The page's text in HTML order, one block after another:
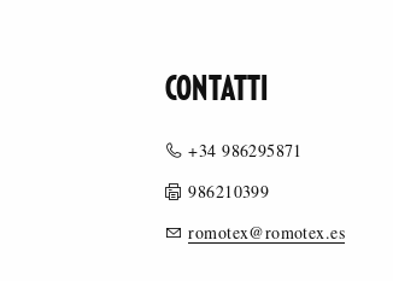
CONTATTI
+34 986295871
986210399
romotex@romotex.es